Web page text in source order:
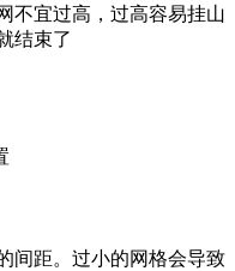
不宜过高，过高容易挂山
结束了
间距。过小的网格会导致